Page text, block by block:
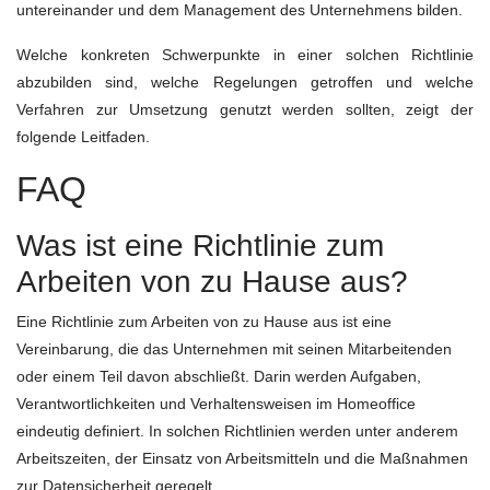
untereinander und dem Management des Unternehmens bilden.
Welche konkreten Schwerpunkte in einer solchen Richtlinie
abzubilden sind, welche Regelungen getroffen und welche
Verfahren zur Umsetzung genutzt werden sollten, zeigt der
folgende Leitfaden.
FAQ
Was ist eine Richtlinie zum
Arbeiten von zu Hause aus?
Eine Richtlinie zum Arbeiten von zu Hause aus ist eine
Vereinbarung, die das Unternehmen mit seinen Mitarbeitenden
oder einem Teil davon abschließt. Darin werden Aufgaben,
Verantwortlichkeiten und Verhaltensweisen im Homeoffice
eindeutig definiert. In solchen Richtlinien werden unter anderem
Arbeitszeiten, der Einsatz von Arbeitsmitteln und die Maßnahmen
zur Datensicherheit geregelt.